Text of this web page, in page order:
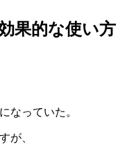
果的な使い方
なっていた。
が、